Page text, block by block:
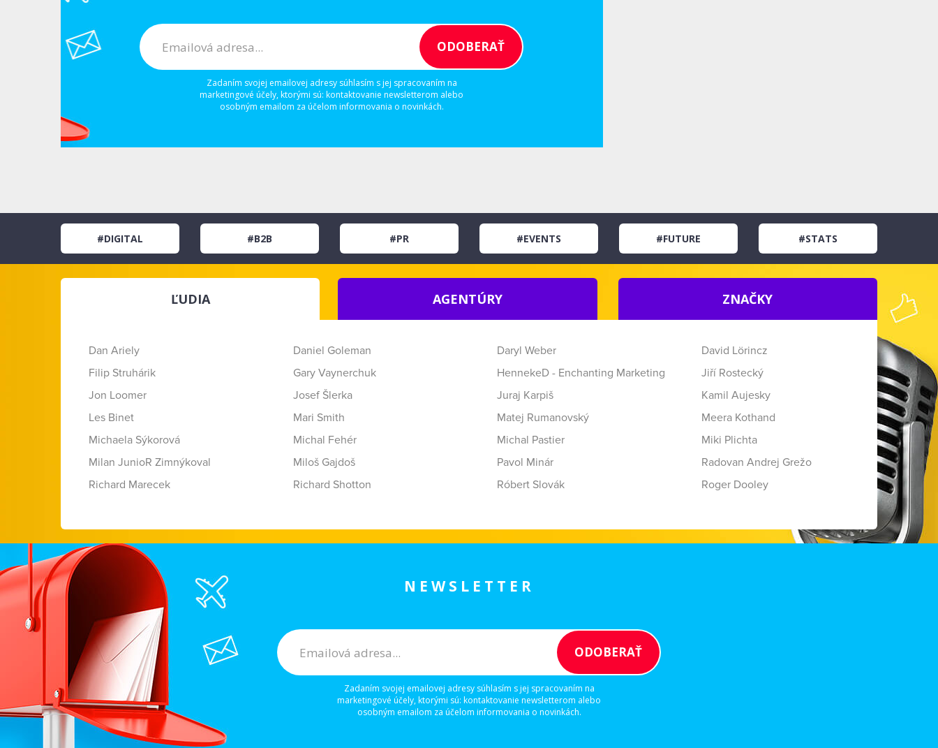
Zadaním svojej emailovej adresy súhlasím s jej spracovaním na
marketingové účely, ktorými sú: kontaktovanie newsletterom alebo
osobným emailom za účelom informovania o novinkách.
#DIGITAL #B2B #PR #EVENTS #FUTURE #STATS
ĽUDIA AGENTÚRY ZNAČKY
Dan Ariely Daniel Goleman Daryl Weber
David Lörincz
Filip Struhárik
Gary Vaynerchuk HennekeD - Enchanting Marketing
Jiří Rostecký
Jon Loomer
Josef Šlerka Juraj Karpiš
Kamil Aujesky
Les Binet
Mari Smith Matej Rumanovský
Meera Kothand
Michaela Sýkorová
Michal Fehér Michal Pastier
Miki Plichta
Milan JunioR Zimnýkoval
Miloš Gajdoš Pavol Minár
Radovan Andrej Grežo
Richard Marecek
Richard Shotton Róbert Slovák Roger Dooley
NEWSLETTER
Zadaním svojej emailovej adresy súhlasím s jej spracovaním na
marketingové účely, ktorými sú: kontaktovanie newsletterom alebo
osobným emailom za účelom informovania o novinkách.